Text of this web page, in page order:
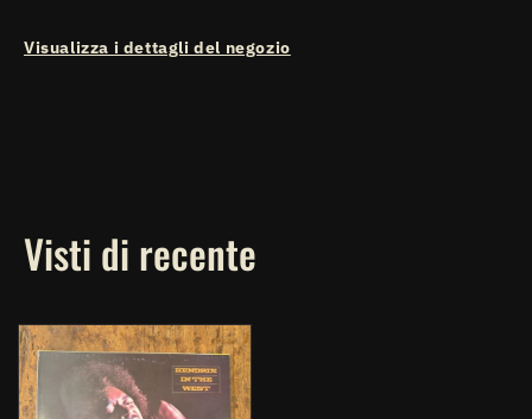
Visualizza i dettagli del negozio
Visti di recente